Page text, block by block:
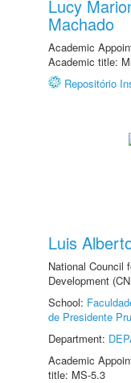
Lucy
Machado
Academic
Academic title:
Repositório
Luis
National Council
Development
School:
de Presidente
Department:
Academic
title: MS-5.3